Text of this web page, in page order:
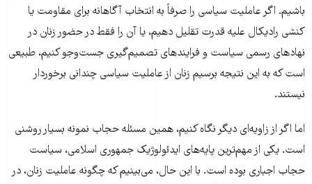
باشیم. اگر عاملیت سیاسی را صرفاً به انتخاب آگاهانه برای مقاومت یا
کنشی رادیکال علیه قدرت تقلیل دهیم، یا آن را فقط در حضور زنان در
نهادهای رسمی سیاست و فرایندهای تصمیم‌گیری جست‌وجو کنیم، طبیعی
است که به این نتیجه برسیم زنان از عاملیت سیاسی چندانی برخوردار
نیستند.
اما اگر از زاویه‌ای دیگر نگاه کنیم، همین مسئله حجاب نمونه بسیار روشنی
است. یکی از مهم‌ترین پایه‌های ایدئولوژیک جمهوری اسلامی، سیاست
حجاب اجباری بوده است. با این حال، می‌بینیم که چگونه عاملیت زنان، در